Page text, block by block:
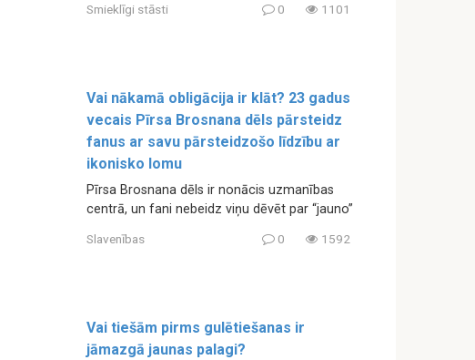
Smieklīgi stāsti 0 1101
Vai nākamā obligācija ir klāt? 23 gadus
vecais Pīrsa Brosnana dēls pārsteidz
fanus ar savu pārsteidzošo līdzību ar
ikonisko lomu
Pīrsa Brosnana dēls ir nonācis uzmanības
centrā, un fani nebeidz viņu dēvēt par “jauno”
Slavenības 0 1592
Vai tiešām pirms gulētiešanas ir
jāmazgā jaunas palagi?